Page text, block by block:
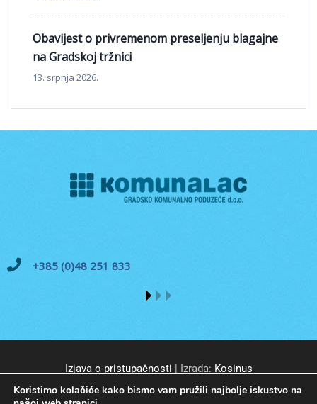
Obavijest o privremenom preseljenju blagajne
na Gradskoj tržnici
13. srpnja 2026.
+385 (0)48 251 833
Izjava o pristupačnosti | Izrada: Kosinus
Koristimo kolačiće kako bismo vam pružili najbolje iskustvo na